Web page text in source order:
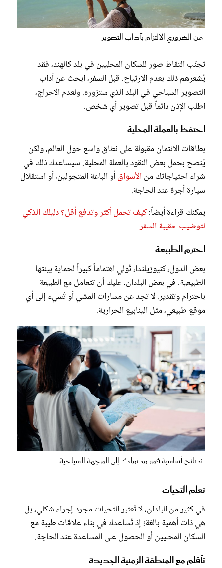
من الضروري الالتزام بآداب التصوير
تجنّب التقاط صور للسكان المحليين في بلد كالهند، فقد
يُشعرهم ذلك بعدم الارتياح. قبل السفر، ابحث عن آداب
التصوير السياحي في البلد الذي ستزوره. ولعدم الاحراج،
اطلب الإذن دائماً قبل تصوير أي شخص.
احتفظ بالعملة المحلية
بطاقات الائتمان مقبولة على نطاق واسع حول العالم، ولكن
يُنصح بحمل بعض النقود بالعملة المحلية. سيساعدك ذلك في
شراء احتياجاتك من الأسواقأو الباعة المتجولين، أو استقلال
سيارة أجرة عند الحاجة.
يمكنك قراءة أيضاً:كيف تحمل أكثر وتدفع أقل؟ دليلك الذكي
لتوضيب حقيبة السفر
احترم الطبيعة
بعض الدول، كنيوزيلندا، تُولي اهتماماً كبيراً لحماية بيئتها
الطبيعية. في بعض البلدان، عليك أن تتعامل مع الطبيعة
باحترام وتقدير. لا تحِد عن مسارات المشي أو تُسيء إلى أي
موقع طبيعي، مثل الينابيع الحرارية.
نصائح أساسية فور وصولك إلى الوجهة السياحية
تعلم التحيات
في كثير من البلدان، لا تُعتبر التحيات مجرد إجراء شكلي، بل
هي ذات أهمية بالغة؛ إذ تُساعدك في بناء علاقات طيبة مع
السكان المحليين أو الحصول على المساعدة عند الحاجة.
تأقلم مع المنطقة الزمنية الجديدة